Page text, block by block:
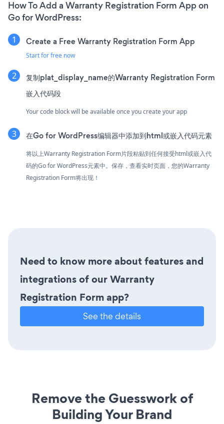
How To Add a Warranty Registration Form App on
Go for WordPress:
Create a Free Warranty Registration Form App
Start for free now
复制plat_display_name的Warranty Registration Form
嵌入代码段
Your code block will be available once you create your app
在Go for WordPress编辑器中添加到html或嵌入代码元素
将以上Warranty Registration Form片段粘贴到任何接受html或嵌入代
码的Go for WordPress元素中。保存，查看实时页面，您的Warranty
Registration Form将出现！
Need to know more about features and
integrations of our Warranty
Registration Form app?
See the details
Remove the Guesswork of
Building Your Brand